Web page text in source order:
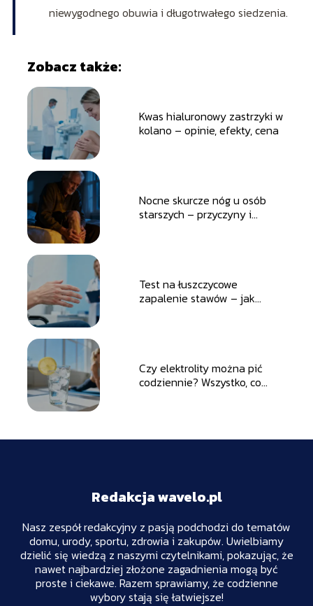
niewygodnego obuwia i długotrwałego siedzenia.
Zobacz także:
Kwas hialuronowy zastrzyki w
kolano – opinie, efekty, cena
Nocne skurcze nóg u osób
starszych – przyczyny i
Test na łuszczycowe
zapalenie stawów – jak
Czy elektrolity można pić
codziennie? Wszystko, co
Redakcja wavelo.pl
Nasz zespół redakcyjny z pasją podchodzi do tematów
domu, urody, sportu, zdrowia i zakupów. Uwielbiamy
dzielić się wiedzą z naszymi czytelnikami, pokazując, że
nawet najbardziej złożone zagadnienia mogą być
proste i ciekawe. Razem sprawiamy, że codzienne
wybory stają się łatwiejsze!